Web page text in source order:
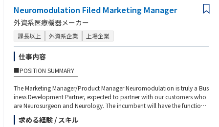
ーKey Product Portfolioー
Ophthalmology
• Welch Allyn Ophthalmoscope
• Welch Allyn Retinoscope
• Welch Allyn PanOptic Wide-View Ophthalmoscope
The Front Line Care business supports Baxter’s hospital care portfolio, he
lping healthcare professionals across the continuum of care—from the o
perating room to general wards.
The portfolio includes trusted products such as patient monitoring syste
ms, cardiac diagnostic devices, physical examination and diagnostic to
ols, and vision screening technologies.
These solutions enable healthcare professionals to deliver safe and efficie
nt patient care at the bedside.
• 遺伝子治療など先進モダリティに関する経験
Neuromodulation Filed Marketing Manager
外資系医療機器メーカー
課長以上 外資系企業 上場企業
仕事内容
■POSITION SUMMARY
￣￣￣￣￣￣￣￣￣￣￣
The Marketing Manager/Product Manager Neuromodulation is truly a Bus
iness Development Partner, expected to partner with our customers who
are Neurosurgeon and Neurology. The incumbent will have the functional
responsibility of implementing the vision, business and marketing strateg
y through:
求める経験 / スキル